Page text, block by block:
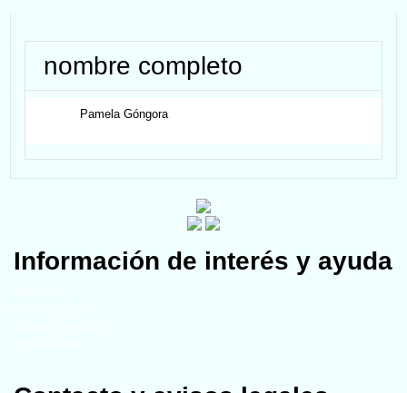
nombre completo
Pamela Góngora
Información de interés y ayuda